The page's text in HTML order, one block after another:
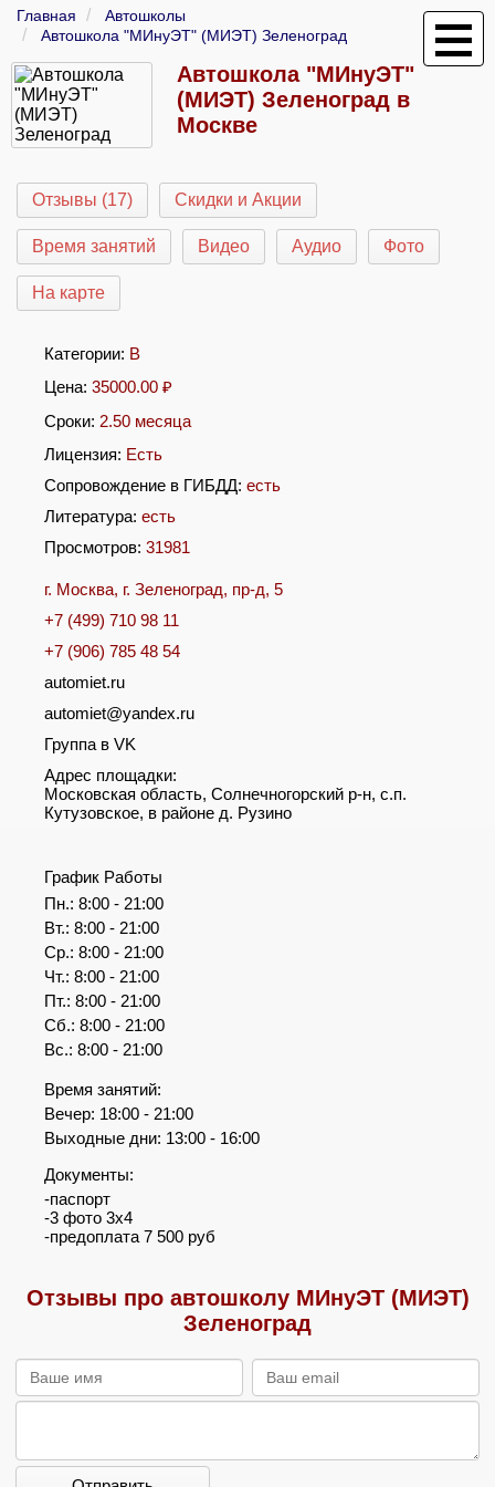
Главная
Автошколы
Автошкола "МИнуЭТ" (МИЭТ) Зеленоград
Автошкола "МИнуЭТ"
(МИЭТ) Зеленоград в
Москве
Отзывы (17) Скидки и Акции
Время занятий Видео Аудио Фото
На карте
Категории: B
Цена: 35000.00 ₽
Сроки: 2.50 месяца
Лицензия: Есть
Сопровождение в ГИБДД: есть
Литература: есть
Просмотров: 31981
г. Москва, г. Зеленоград, пр-д, 5
+7 (499) 710 98 11
+7 (906) 785 48 54
automiet.ru
automiet@yandex.ru
Группа в VK
Адрес площадки:
Московская область, Солнечногорский р-н, с.п.
Кутузовское, в районе д. Рузино
График Работы
Пн.: 8:00 - 21:00
Вт.: 8:00 - 21:00
Ср.: 8:00 - 21:00
Чт.: 8:00 - 21:00
Пт.: 8:00 - 21:00
Сб.: 8:00 - 21:00
Вс.: 8:00 - 21:00
Время занятий:
Вечер: 18:00 - 21:00
Выходные дни: 13:00 - 16:00
Документы:
-паспорт
-3 фото 3х4
-предоплата 7 500 руб
Отзывы про автошколу МИнуЭТ (МИЭТ)
Зеленоград